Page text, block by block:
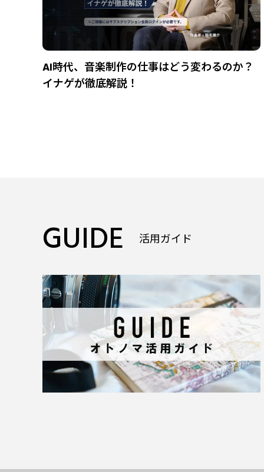
AI時代、音楽制作の仕事はどう変わるのか？
イナゲが徹底解説！
GUIDE 活用ガイド